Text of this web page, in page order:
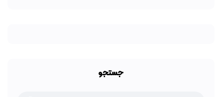
جستجو